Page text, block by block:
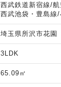
西武鉄道新宿線/
西武池袋・豊島線
埼玉県所沢市花園
3LDK
65.09㎡